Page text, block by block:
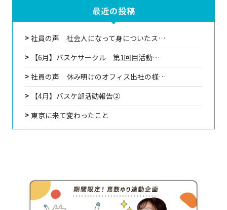
最近の投稿
社員の声 社会人になって身についたス…
【6月】バスケサークル 第1回目活動…
社員の声 休み明けのオフィス出社の様…
【4月】バスケ部活動報告②
東京に来て変わったこと